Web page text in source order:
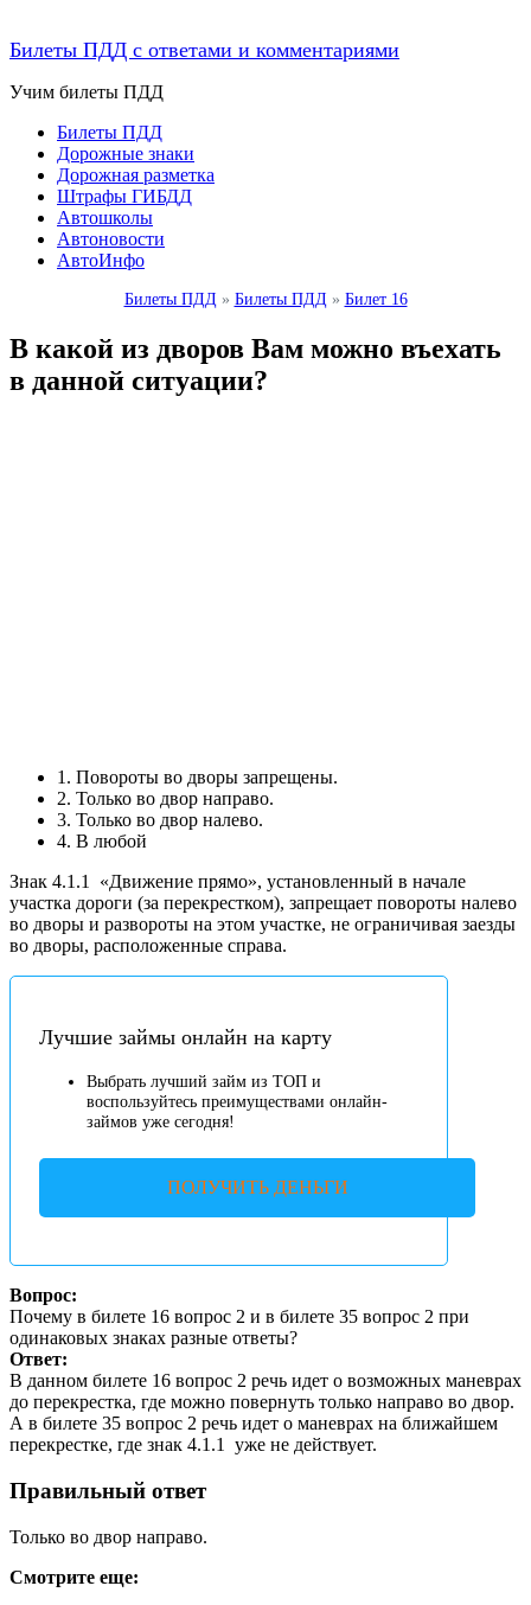
Билеты ПДД с ответами и комментариями
Учим билеты ПДД
Билеты ПДД
Дорожные знаки
Дорожная разметка
Штрафы ГИБДД
Автошколы
Автоновости
АвтоИнфо
Билеты ПДД » Билеты ПДД » Билет 16
В какой из дворов Вам можно въехать
в данной ситуации?
1. Повороты во дворы запрещены.
2. Только во двор направо.
3. Только во двор налево.
4. В любой
Знак 4.1.1
«Движение прямо», установленный в начале
участка дороги (за перекрестком), запрещает повороты налево
во дворы и развороты на этом участке, не ограничивая заезды
во дворы, расположенные справа.
Лучшие займы онлайн на карту
Выбрать лучший займ из ТОП и
воспользуйтесь преимуществами онлайн-
займов уже сегодня!
ПОЛУЧИТЬ ДЕНЬГИ
Вопрос:
Почему в билете 16 вопрос 2 и в билете 35 вопрос 2 при
одинаковых знаках разные ответы?
Ответ:
В данном билете 16 вопрос 2 речь идет о возможных маневрах
до перекрестка, где можно повернуть только направо во двор.
А в билете 35 вопрос 2 речь идет о маневрах на ближайшем
перекрестке, где знак 4.1.1
уже не действует.
Правильный ответ
Только во двор направо.
Смотрите еще: